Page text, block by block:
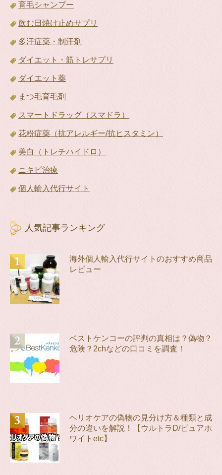
育毛シャンプー
飲む日焼け止めサプリ
多汗症薬・制汗剤
ダイエット・筋トレサプリ
ダイエット薬
まつ毛育毛剤
スマートドラッグ（スマドラ）
花粉症薬（抗アレルギー/抗ヒスタミン）
美白（トレチハイドロ）
ニキビ治療
個人輸入代行サイト
人気記事ランキング
海外個人輸入代行サイトのおすすめ商品
レビュー
ベストケンコーの評判の真相は？偽物？
危険？2chなどの口コミを調査！
ヘリオケアの偽物の見分け方＆種類と成
分の違いを解説！【ウルトラD/ピュアホ
ワイトetc】